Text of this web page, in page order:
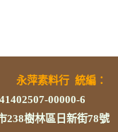
永萍素料行 統編 ：
00000-6
238樹林區日新街78號